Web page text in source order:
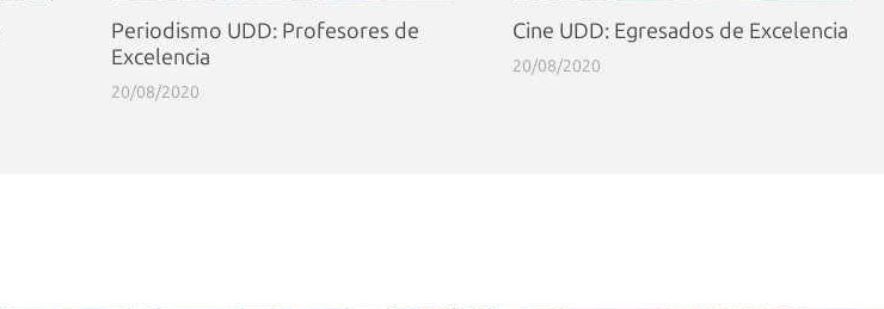
Periodismo UDD: Profesores de
Excelencia
20/08/2020
Cine UDD: Egresados de Excelencia
20/08/2020